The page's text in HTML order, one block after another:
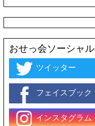
おせっ会ソーシャル
ツイッター
フェイスブック
インスタグラム